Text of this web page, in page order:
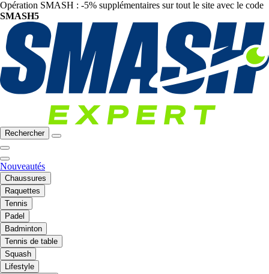
Opération SMASH : -5% supplémentaires sur tout le site avec le code
SMASH5
Rechercher
Nouveautés
Chaussures
Raquettes
Tennis
Padel
Badminton
Tennis de table
Squash
Lifestyle